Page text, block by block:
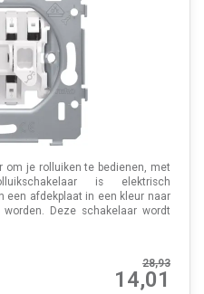
om je rolluiken te bedienen, met
is elektrisch
een afdekplaat in een kleur naar
Deze schakelaar wordt
28,93
14,01